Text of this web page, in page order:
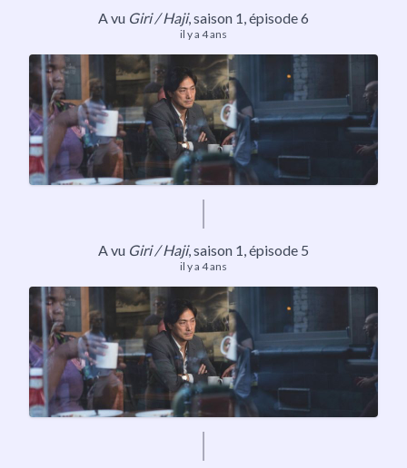
A vu Giri / Haji,saison 1, épisode 6
il y a 4 ans
A vu Giri / Haji,saison 1, épisode 5
il y a 4 ans